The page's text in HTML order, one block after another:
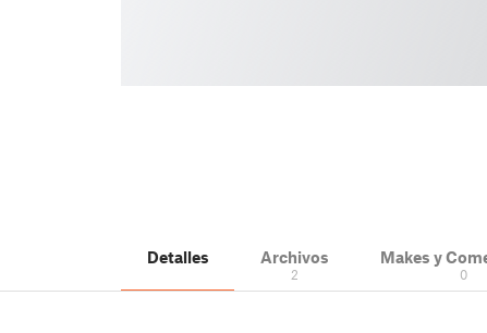
Detalles Archivos
2
Makes y
0